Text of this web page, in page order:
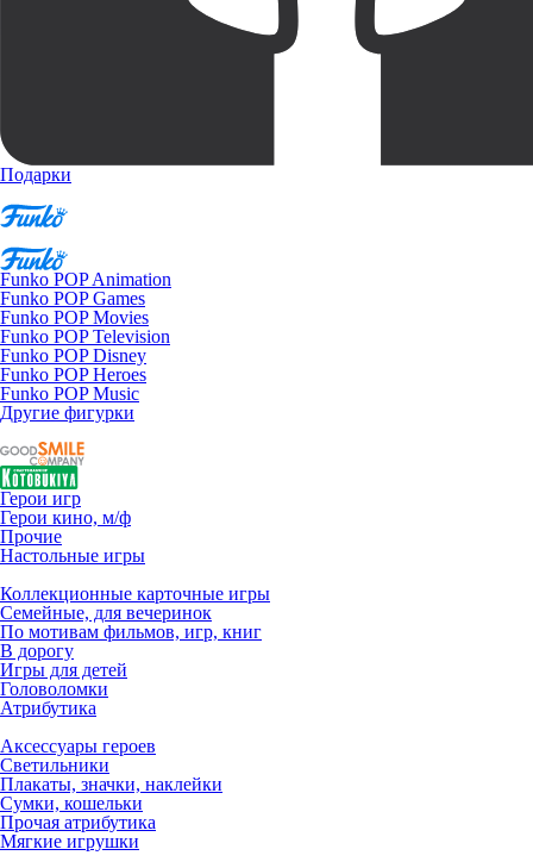
Подарки
Funko POP Animation
Funko POP Games
Funko POP Movies
Funko POP Television
Funko POP Disney
Funko POP Heroes
Funko POP Music
Другие фигурки
Герои игр
Герои кино, м/ф
Прочие
Настольные игры
Коллекционные карточные игры
Семейные, для вечеринок
По мотивам фильмов, игр, книг
В дорогу
Игры для детей
Головоломки
Атрибутика
Аксессуары героев
Светильники
Плакаты, значки, наклейки
Сумки, кошельки
Прочая атрибутика
Мягкие игрушки